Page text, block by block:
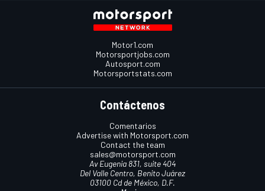
Motor1.com
Motorsportjobs.com
Autosport.com
Motorsportstats.com
Contáctenos
Comentarios
Advertise with Motorsport.com
Contact the team
sales@motorsport.com
Av Eugenia 831, suite 404
Del Valle Centro, Benito Juárez
03100 Cd de México, D.F.